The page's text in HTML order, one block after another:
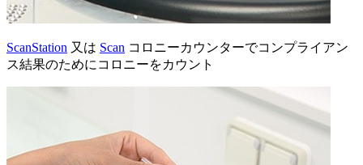
ScanStation 又は Scan コロニーカウンターでコンプライアン
ス結果のためにコロニーをカウント